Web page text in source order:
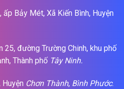
Bảy Mét, Xã Kiến Bình, Huyện
25, đường Trường Chinh, khu phố
Thành phố Tây Ninh.
Chơn Thành, Bình Phước.